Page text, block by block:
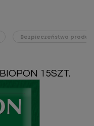
Bezpieczeństwo
15SZT.